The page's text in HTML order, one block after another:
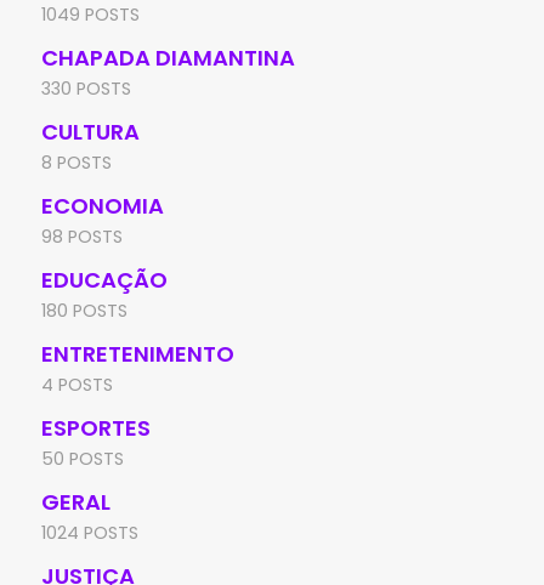
1049 POSTS
CHAPADA DIAMANTINA
330 POSTS
CULTURA
8 POSTS
ECONOMIA
98 POSTS
EDUCAÇÃO
180 POSTS
ENTRETENIMENTO
4 POSTS
ESPORTES
50 POSTS
GERAL
1024 POSTS
JUSTIÇA